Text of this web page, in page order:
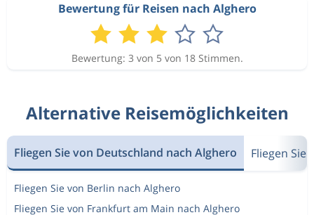
Bewertung für Reisen nach Alghero
Bewertung: 3 von 5 von 18 Stimmen.
Alternative Reisemöglichkeiten
Fliegen Sie von Deutschland nach Alghero Fliegen Sie
Fliegen Sie von Berlin nach Alghero
Fliegen Sie von Frankfurt am Main nach Alghero